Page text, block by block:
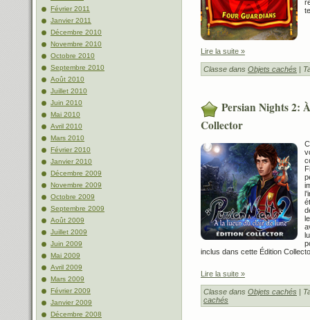
Février 2011
Janvier 2011
Décembre 2010
Novembre 2010
Octobre 2010
Septembre 2010
Août 2010
Juillet 2010
Juin 2010
Mai 2010
Avril 2010
Mars 2010
Février 2010
Janvier 2010
Décembre 2009
Novembre 2009
Octobre 2009
Septembre 2009
Août 2009
Juillet 2009
Juin 2009
Mai 2009
Avril 2009
Mars 2009
Février 2009
Janvier 2009
Décembre 2008
Lire la suite »
Classe dans Objets cachés |
Persian Nights 2:
Collector
inclus dans cette Édition
Lire la suite »
Classe dans Objets cachés |
cachés